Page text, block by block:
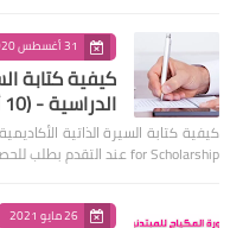
31 أغسطس 2020
كيفية كتابة
الدراسية - (10 أمثلة)
for Scholarship عند التقدم بطلب للحصو…
26 مايو 2021